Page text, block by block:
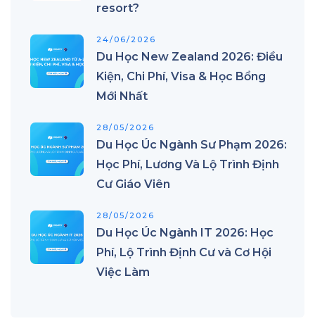
resort?
24/06/2026
Du Học New Zealand 2026: Điều
Kiện, Chi Phí, Visa & Học Bổng
Mới Nhất
28/05/2026
Du Học Úc Ngành Sư Phạm 2026:
Học Phí, Lương Và Lộ Trình Định
Cư Giáo Viên
28/05/2026
Du Học Úc Ngành IT 2026: Học
Phí, Lộ Trình Định Cư và Cơ Hội
Việc Làm